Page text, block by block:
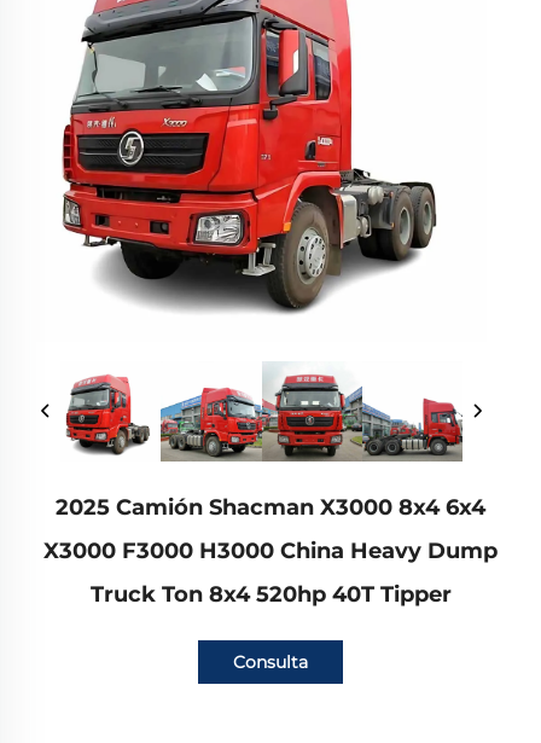
2025 Camión Shacman X3000 8x4 6x4
X3000 F3000 H3000 China Heavy Dump
Truck Ton 8x4 520hp 40T Tipper
Consulta